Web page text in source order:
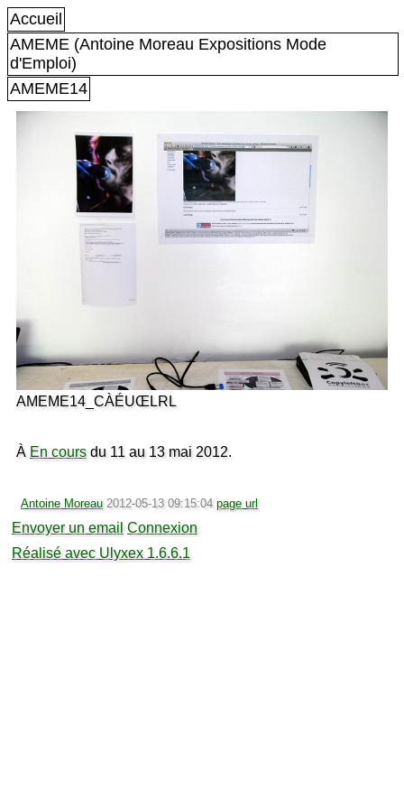
Accueil
AMEME (Antoine Moreau Expositions Mode
d'Emploi)
AMEME14
AMEME14_CÀÉUŒLRL
À En coursdu 11 au 13 mai 2012.
Antoine Moreau 2012-05-13 09:15:04 page url
Envoyer un email Connexion
Réalisé avec Ulyxex 1.6.6.1